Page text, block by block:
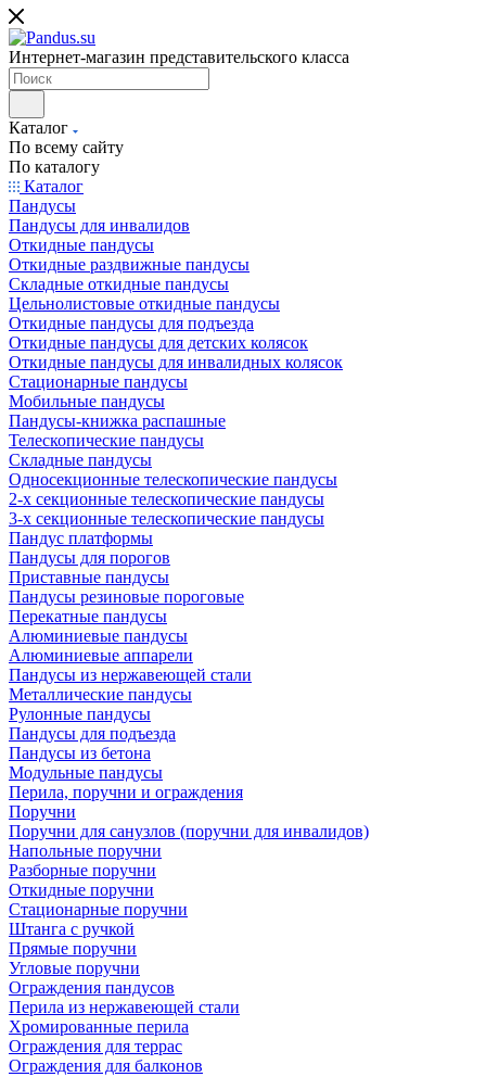
Интернет-магазин представительского класса
Каталог
По всему сайту
По каталогу
Каталог
Пандусы
Пандусы для инвалидов
Откидные пандусы
Откидные раздвижные пандусы
Складные откидные пандусы
Цельнолистовые откидные пандусы
Откидные пандусы для подъезда
Откидные пандусы для детских колясок
Откидные пандусы для инвалидных колясок
Стационарные пандусы
Мобильные пандусы
Пандусы-книжка распашные
Телескопические пандусы
Складные пандусы
Односекционные телескопические пандусы
2-х секционные телескопические пандусы
3-х секционные телескопические пандусы
Пандус платформы
Пандусы для порогов
Приставные пандусы
Пандусы резиновые пороговые
Перекатные пандусы
Алюминиевые пандусы
Алюминиевые аппарели
Пандусы из нержавеющей стали
Металлические пандусы
Рулонные пандусы
Пандусы для подъезда
Пандусы из бетона
Модульные пандусы
Перила, поручни и ограждения
Поручни
Поручни для санузлов (поручни для инвалидов)
Напольные поручни
Разборные поручни
Откидные поручни
Стационарные поручни
Штанга с ручкой
Прямые поручни
Угловые поручни
Ограждения пандусов
Перила из нержавеющей стали
Хромированные перила
Ограждения для террас
Ограждения для балконов